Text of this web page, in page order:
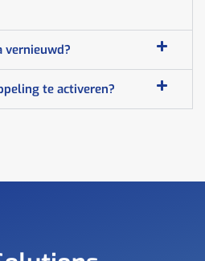
vernieuwd?
te activeren?